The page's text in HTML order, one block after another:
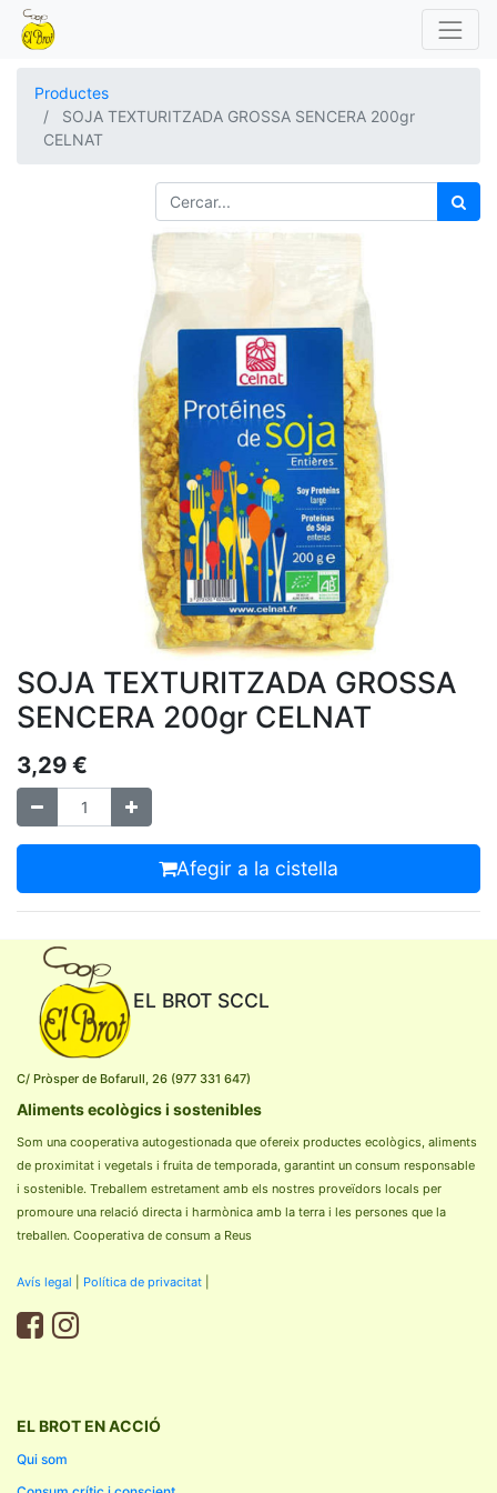
Productes
SOJA TEXTURITZADA GROSSA SENCERA 200gr
CELNAT
SOJA TEXTURITZADA GROSSA
SENCERA 200gr CELNAT
3,29 €
Afegir a la cistella
EL BROT SCCL
C/ Pròsper de Bofarull, 26 (977 331 647)
Aliments ecològics i sostenibles
Som una cooperativa autogestionada que ofereix productes ecològics, aliments
de proximitat i vegetals i fruita de temporada, garantint un consum responsable
i sostenible. Treballem estretament amb els nostres proveïdors locals per
promoure una relació directa i harmònica amb la terra i les persones que la
treballen. Cooperativa de consum a Reus
Avís legal Política de privacitat
EL BROT EN ACCIÓ
Qui som